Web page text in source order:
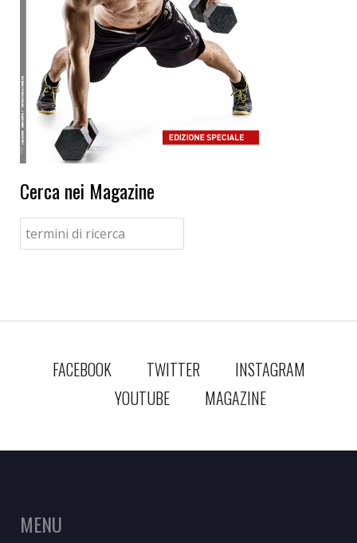
Cerca nei Magazine
FACEBOOK TWITTER
INSTAGRAM
YOUTUBE
MAGAZINE
MENU